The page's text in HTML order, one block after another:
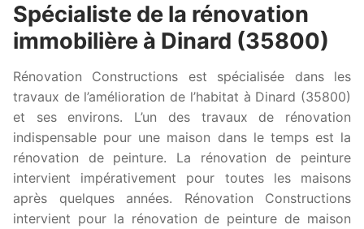
Spécialiste de la rénovation
immobilière à Dinard (35800)
Rénovation Constructions est spécialisée dans les
travaux de l’amélioration de l’habitat à Dinard (35800)
et ses environs. L’un des travaux de rénovation
indispensable pour une maison dans le temps est la
rénovation de peinture. La rénovation de peinture
intervient impérativement pour toutes les maisons
après quelques années. Rénovation Constructions
intervient pour la rénovation de peinture de maison